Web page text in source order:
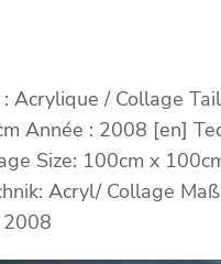
Acrylique / Collage
Année : 2008 [en]
Size: 100cm x
Acryl/ Collage
2008